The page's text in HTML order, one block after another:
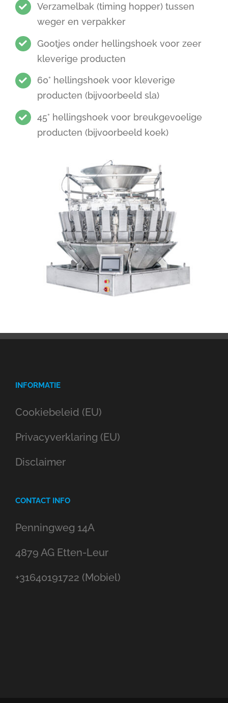
Verzamelbak (timing hopper) tussen
weger en verpakker
Gootjes onder hellingshoek voor zeer
kleverige producten
60° hellingshoek voor kleverige
producten (bijvoorbeeld sla)
45° hellingshoek voor breukgevoelige
producten (bijvoorbeeld koek)
INFORMATIE
Cookiebeleid (EU)
Privacyverklaring (EU)
Disclaimer
CONTACT INFO
Penningweg 14A
4879 AG Etten-Leur
+31640191722 (Mobiel)